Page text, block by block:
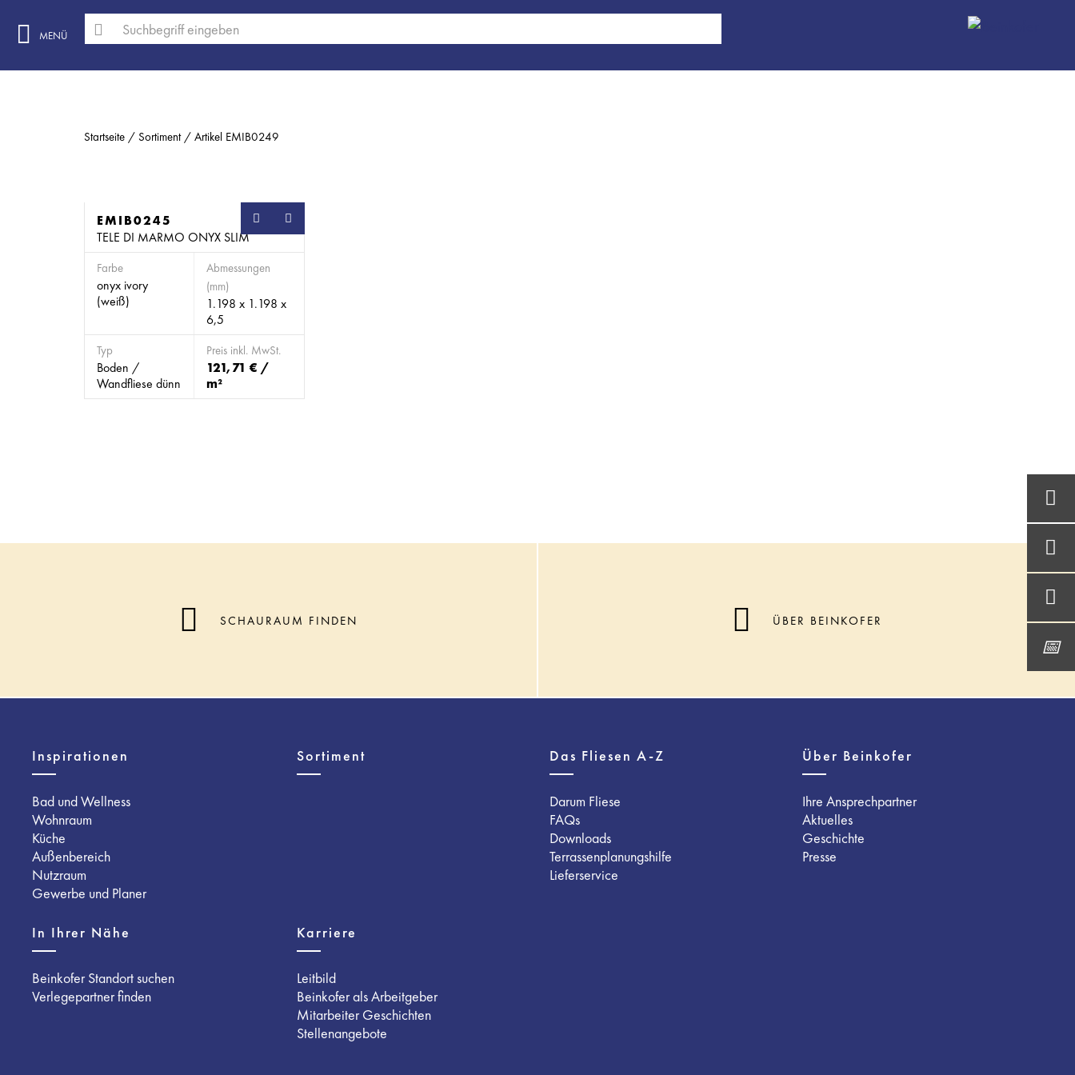
MENÜ
Startseite Sortiment Artikel EMIB0249
EMIB0245
TELE DI MARMO ONYX SLIM
Farbe
onyx ivory
(weiß)
Abmessungen
(mm)
1.198 x 1.198 x
6,5
Typ
Boden /
Wandfliese dünn
Preis inkl. MwSt.
121,71 € /
m²
SCHAURAUM FINDEN ÜBER BEINKOFER
Inspirationen
Bad und Wellness
Wohnraum
Küche
Außenbereich
Nutzraum
Gewerbe und Planer
Sortiment Das Fliesen A-Z
Darum Fliese
FAQs
Downloads
Terrassenplanungshilfe
Lieferservice
Über Beinkofer
Ihre Ansprechpartner
Aktuelles
Geschichte
Presse
In Ihrer Nähe
Beinkofer Standort suchen
Verlegepartner finden
Karriere
Leitbild
Beinkofer als Arbeitgeber
Mitarbeiter Geschichten
Stellenangebote